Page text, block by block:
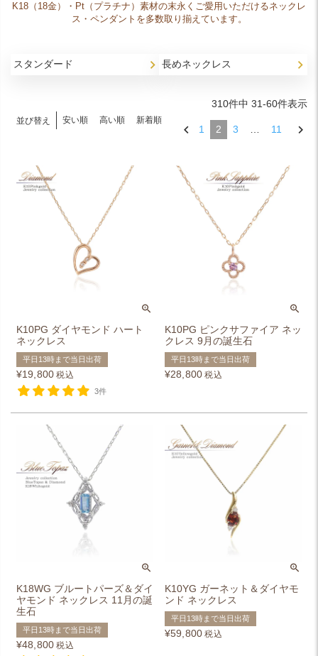
K18（18金）・Pt（プラチナ）素材の末永くご愛用いただけるネックレ
ス・ペンダントを多数取り揃えています。
スタンダード 長めネックレス
並び替え 安い順 高い順 新着順
310件中 31-60件表示
1 2 3 11
K10PG ダイヤモンド ハート
ネックレス
平日13時まで当日出荷
¥19,800 税込
3件
K10PG ピンクサファイア ネッ
クレス 9月の誕生石
平日13時まで当日出荷
¥28,800 税込
K18WG ブルートパーズ＆ダイ
ヤモンド ネックレス 11月の誕
生石
平日13時まで当日出荷
¥48,800 税込
K10YG ガーネット＆ダイヤモ
ンド ネックレス
平日13時まで当日出荷
¥59,800 税込